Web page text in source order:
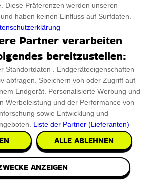
Diese Präferenzen werden unseren
haben keinen Einfluss auf Surfdaten.
Partner verarbeiten
bereitzustellen:
Standortdaten . Endgeräteeigenschaften
abfragen. Speichern von oder Zugriff auf
Endgerät. Personalisierte Werbung und
Werbeleistung und der Performance von
sowie Entwicklung und
Liste der Partner (Lieferanten)
ALLE ABLEHNEN
ANZEIGEN